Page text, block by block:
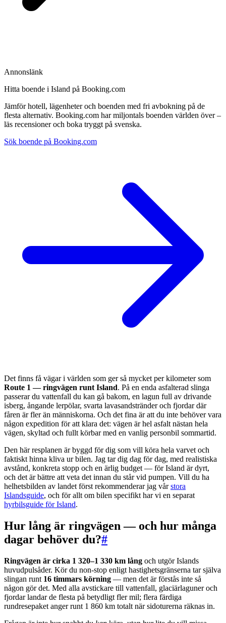
Annonslänk
Hitta boende i Island på Booking.com
Jämför hotell, lägenheter och boenden med fri avbokning på de
flesta alternativ. Booking.com har miljontals boenden världen över –
läs recensioner och boka tryggt på svenska.
Sök boende på Booking.com
Det finns få vägar i världen som ger så mycket per kilometer som
Route 1 — ringvägen runt Island. På en enda asfalterad slinga
passerar du vattenfall du kan gå bakom, en lagun full av drivande
isberg, ångande lerpölar, svarta lavasandstränder och fjordar där
fåren är fler än människorna. Och det fina är att du inte behöver vara
någon expedition för att klara det: vägen är hel asfalt nästan hela
vägen, skyltad och fullt körbar med en vanlig personbil sommartid.
Den här resplanen är byggd för dig som vill köra hela varvet och
faktiskt hinna kliva ur bilen. Jag tar dig dag för dag, med realistiska
avstånd, konkreta stopp och en ärlig budget — för Island är dyrt,
och det är bättre att veta det innan du står vid pumpen. Vill du ha
helhetsbilden av landet först rekommenderar jag vårstora
Islandsguide, och för allt om bilen specifikt har vi en separat
hyrbilsguide för Island.
Hur lång är ringvägen — och hur många
dagar behöver du?#
Ringvägen är cirka 1 320–1 330 km lång och utgör Islands
huvudpulsåder. Kör du non-stop enligt hastighetsgränserna tar själva
slingan runt 16 timmars körning — men det är förstås inte så
någon gör det. Med alla avstickare till vattenfall, glaciärlaguner och
fjordar landar de flesta på betydligt fler mil; flera färdiga
rundresepaket anger runt 1 860 km totalt när sidoturerna räknas in.